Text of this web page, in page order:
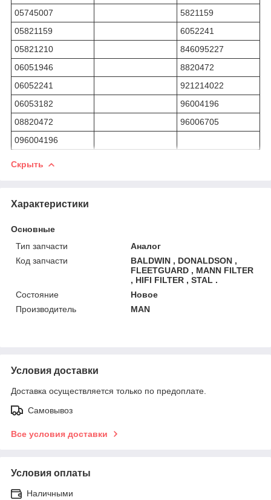
05745007
5821159
05821159
6052241
05821210
846095227
06051946
8820472
06052241
921214022
06053182
96004196
08820472
96006705
096004196
Скрыть
Характеристики
Основные
Тип запчасти
Аналог
Код запчасти
BALDWIN , DONALDSON ,
FLEETGUARD , MANN FILTER
, HIFI FILTER , STAL .
Состояние
Новое
Производитель
MAN
Условия доставки
Доставка осуществляется только по предоплате.
Самовывоз
Все условия доставки
Условия оплаты
Наличными